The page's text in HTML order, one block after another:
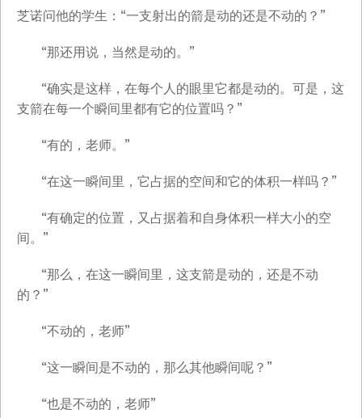
芝诺问他的学生：“一支射出的箭是动的还是不动的？”
“那还用说，当然是动的。”
“确实是这样，在每个人的眼里它都是动的。可是，这
支箭在每一个瞬间里都有它的位置吗？”
“有的，老师。”
“在这一瞬间里，它占据的空间和它的体积一样吗？”
“有确定的位置，又占据着和自身体积一样大小的空
间。”
“那么，在这一瞬间里，这支箭是动的，还是不动
的？”
“不动的，老师”
“这一瞬间是不动的，那么其他瞬间呢？”
“也是不动的，老师”